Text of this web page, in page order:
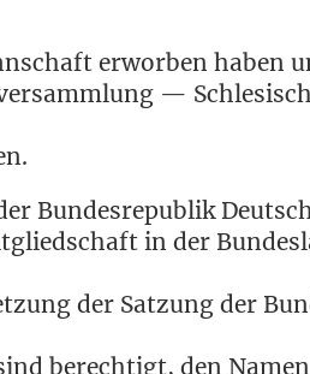
erwor­ben haben
—
Bun­des­re­pu­blik
in der
der Sat­zung der
berech­tigt, den